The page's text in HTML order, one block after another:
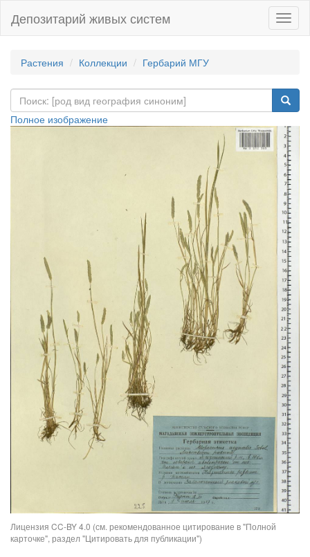
Депозитарий живых систем
Растения Коллекции Гербарий МГУ
Полное изображение
Лицензия CC-BY 4.0 (см. рекомендованное цитирование в "Полной
карточке", раздел "Цитировать для публикации")